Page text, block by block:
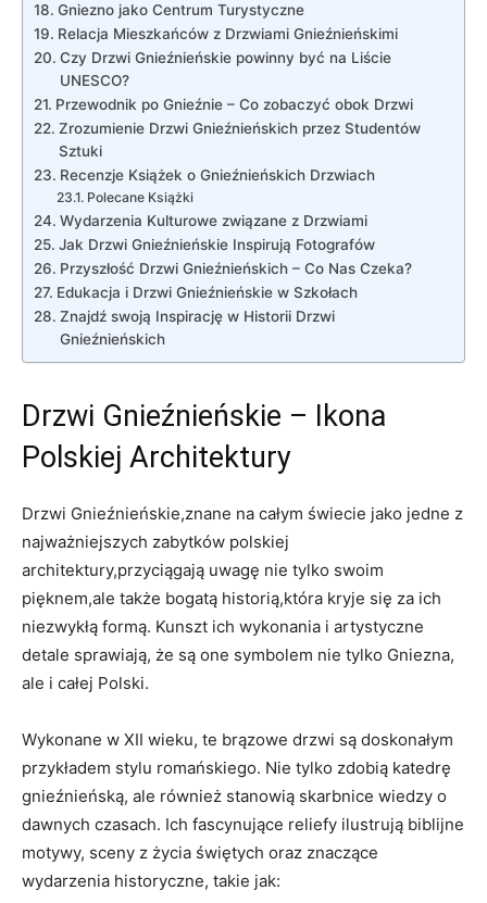
Gniezno jako Centrum Turystyczne
Relacja Mieszkańców z Drzwiami​ Gnieźnieńskimi
Czy ​Drzwi Gnieźnieńskie powinny być na Liście
UNESCO?
Przewodnik ⁣po‍ Gnieźnie – Co zobaczyć obok Drzwi
Zrozumienie Drzwi⁤ Gnieźnieńskich przez ‌Studentów
Sztuki
Recenzje ⁢Książek o Gnieźnieńskich Drzwiach
Polecane⁤ Książki
Wydarzenia Kulturowe związane z Drzwiami
Jak Drzwi ⁤Gnieźnieńskie ⁤Inspirują Fotografów
Przyszłość Drzwi Gnieźnieńskich – Co Nas Czeka?
Edukacja ⁣i Drzwi Gnieźnieńskie w Szkołach
Znajdź swoją Inspirację w Historii Drzwi
Gnieźnieńskich
Drzwi Gnieźnieńskie –⁣ Ikona
Polskiej Architektury
Drzwi ​Gnieźnieńskie,znane na całym świecie jako jedne z
najważniejszych ⁤zabytków polskiej
architektury,przyciągają uwagę nie tylko swoim
pięknem,ale⁤ także bogatą historią,która kryje się ‍za ich
niezwykłą formą. Kunszt ‌ich wykonania i artystyczne
detale sprawiają, że są​ one symbolem nie tylko Gniezna,
ale i całej Polski.
Wykonane w XII wieku, te brązowe drzwi są doskonałym
przykładem stylu romańskiego. Nie‍ tylko zdobią katedrę
gnieźnieńską, ale również stanowią skarbnice wiedzy o
dawnych czasach. Ich fascynujące reliefy ilustrują biblijne
motywy, sceny z życia świętych oraz znaczące
wydarzenia historyczne, takie jak: